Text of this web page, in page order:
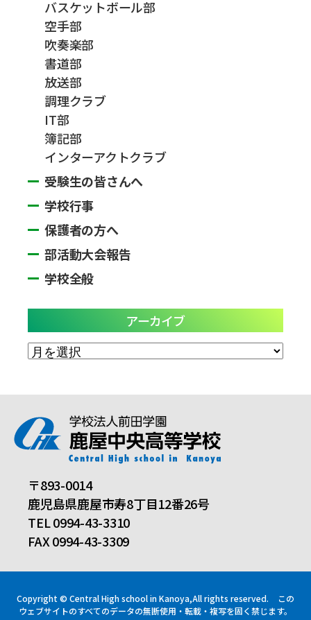
バスケットボール部
空手部
吹奏楽部
書道部
放送部
調理クラブ
IT部
簿記部
インターアクトクラブ
受験生の皆さんへ
学校行事
保護者の方へ
部活動大会報告
学校全般
アーカイブ
ア
ブ
〒893-0014
鹿児島県鹿屋市寿8丁目12番26号
TEL 0994-43-3310
FAX 0994-43-3309
Copyright © Central High school in Kanoya,All rights reserved.
この
ウェブサイトのすべてのデータの無断使用・転載・複写を固く禁じます。